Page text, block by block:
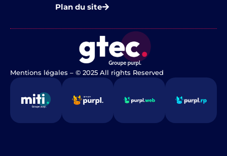
Plan du site
Mentions légales ​ – © 2025 All rights Reserved